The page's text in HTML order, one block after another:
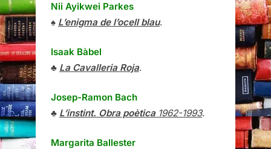
Nii Ayikwei Parkes
♠ L’enigma de l’ocell blau.
Isaak Bàbel
♣ La Cavalleria Roja.
Josep-Ramon Bach
♣ L’instint. Obra poètica1962-1993.
Margarita Ballester